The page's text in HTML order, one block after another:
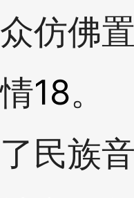
仿佛
18。
民族